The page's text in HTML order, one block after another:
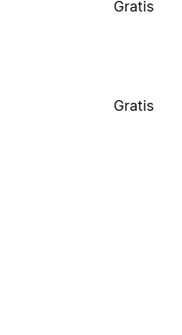
Gratis
Gratis